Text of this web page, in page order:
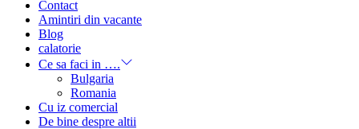
Contact
Amintiri din vacante
Blog
calatorie
Ce sa faci in ….
Bulgaria
Romania
Cu iz comercial
De bine despre altii